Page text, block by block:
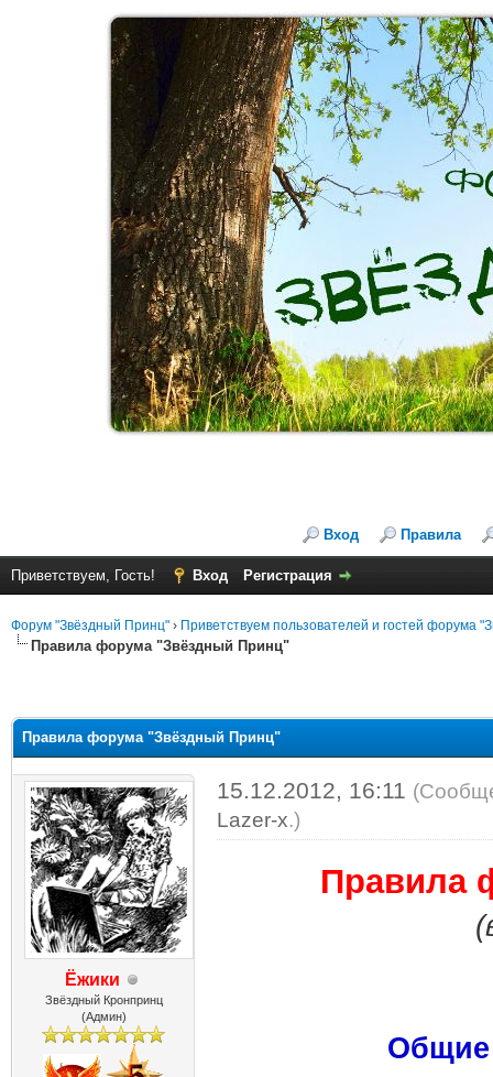
Вход Правила
Приветствуем, Гость! Вход Регистрация
Форум "Звёздный Принц" › Приветствуем пользователей и гостей форума
Правила форума "Звёздный Принц"
Правила форума "Звёздный Принц"
Ёжики
Звёздный Кронпринц
(Админ)
15.12.2012, 16:11
Lazer-x.)
Правила
Общие